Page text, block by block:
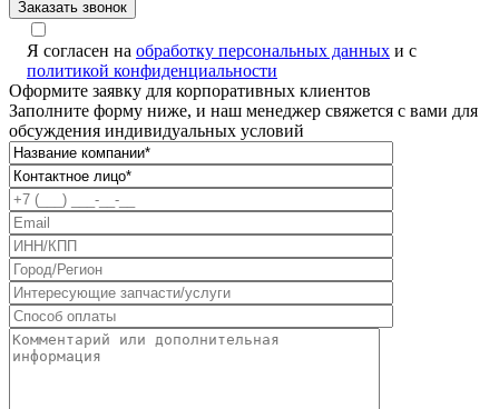
Я согласен на обработку персональных данных и с
политикой конфиденциальности
Оформите заявку для корпоративных клиентов
Заполните форму ниже, и наш менеджер свяжется с вами для
обсуждения индивидуальных условий